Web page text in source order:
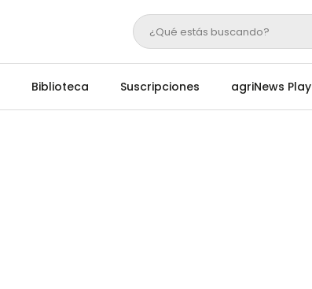
¿Qué estás buscando?
Biblioteca Suscripciones agriNews Play